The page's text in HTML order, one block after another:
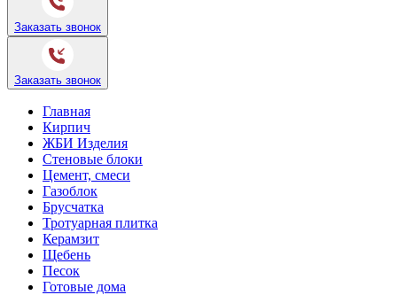
Заказать звонок
Заказать звонок
Главная
Кирпич
ЖБИ Изделия
Стеновые блоки
Цемент, смеси
Газоблок
Брусчатка
Тротуарная плитка
Керамзит
Щебень
Песок
Готовые дома